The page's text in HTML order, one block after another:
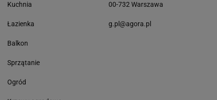
Kuchnia
Łazienka
Balkon
Sprzątanie
Ogród
00-732 Warszawa
g.pl@agora.pl